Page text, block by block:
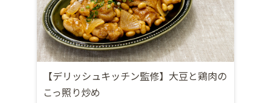
【デリッシュキッチン監修】大豆と鶏肉の
こっ照り炒め